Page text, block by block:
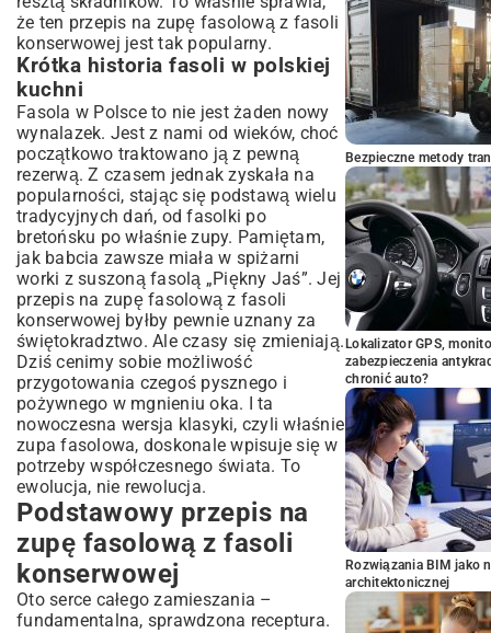
że ten przepis na zupę fasolową z fasoli
konserwowej jest tak popularny.
Krótka historia fasoli w polskiej
kuchni
Fasola w Polsce to nie jest żaden nowy
wynalazek. Jest z nami od wieków, choć
początkowo traktowano ją z pewną
rezerwą. Z czasem jednak zyskała na
popularności, stając się podstawą wielu
tradycyjnych dań, od fasolki po
bretońsku po właśnie zupy. Pamiętam,
jak babcia zawsze miała w spiżarni
worki z suszoną fasolą „Piękny Jaś”. Jej
przepis na zupę fasolową z fasoli
konserwowej byłby pewnie uznany za
świętokradztwo. Ale czasy się zmieniają.
Dziś cenimy sobie możliwość
przygotowania czegoś pysznego i
pożywnego w mgnieniu oka. I ta
nowoczesna wersja klasyki, czyli właśnie
zupa fasolowa, doskonale wpisuje się w
potrzeby współczesnego świata. To
ewolucja, nie rewolucja.
Podstawowy przepis na
zupę fasolową z fasoli
konserwowej
Oto serce całego zamieszania –
fundamentalna, sprawdzona receptura.
Bezpieczne metody
Lokalizator GPS,
zabezpieczenia
chronić auto?
Rozwiązania BIM jako
architektonicznej